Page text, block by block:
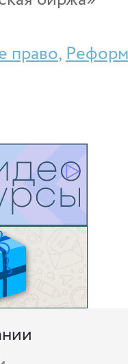
право,